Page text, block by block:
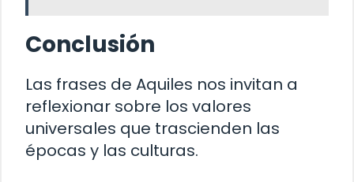
Conclusión
Las frases de Aquiles nos invitan a
reflexionar sobre los valores
universales que trascienden las
épocas y las culturas.